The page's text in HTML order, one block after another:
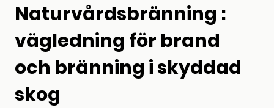
Naturvårdsbränning :
vägledning för brand
och bränning i skyddad
skog